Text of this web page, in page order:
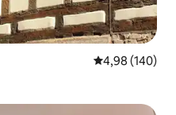
4,98 av 5 i
4,98 (140)